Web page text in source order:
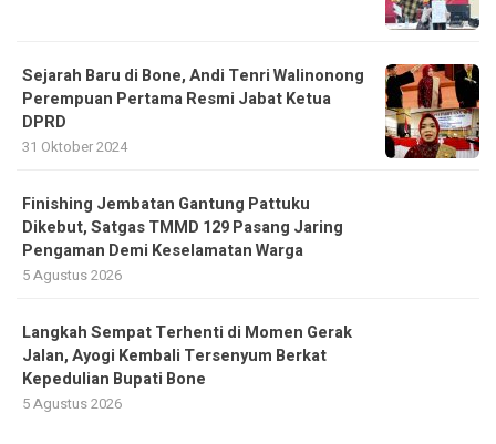
Sejarah Baru di Bone, Andi Tenri Walinonong
Perempuan Pertama Resmi Jabat Ketua
DPRD
31 Oktober 2024
Finishing Jembatan Gantung Pattuku
Dikebut, Satgas TMMD 129 Pasang Jaring
Pengaman Demi Keselamatan Warga
5 Agustus 2026
Langkah Sempat Terhenti di Momen Gerak
Jalan, Ayogi Kembali Tersenyum Berkat
Kepedulian Bupati Bone
5 Agustus 2026